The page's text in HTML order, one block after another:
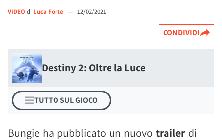
VIDEO di Luca Forte — 12/02/2021
CONDIVIDI
Destiny 2: Oltre la Luce
TUTTO SUL GIOCO
Bungie ha pubblicato un nuovo trailer di